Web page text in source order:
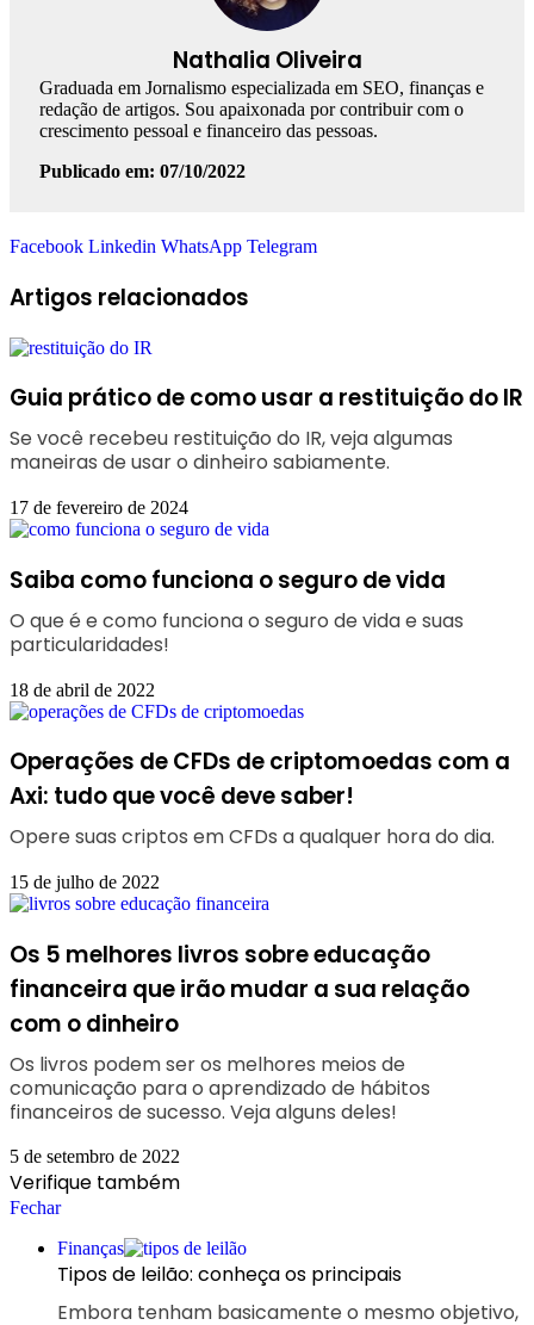
Nathalia Oliveira
Graduada em Jornalismo especializada em SEO, finanças e
redação de artigos. Sou apaixonada por contribuir com o
crescimento pessoal e financeiro das pessoas.
Publicado em: 07/10/2022
Facebook Linkedin WhatsApp Telegram
Artigos relacionados
Guia prático de como usar a restituição do IR
Se você recebeu restituição do IR, veja algumas
maneiras de usar o dinheiro sabiamente.
17 de fevereiro de 2024
Saiba como funciona o seguro de vida
O que é e como funciona o seguro de vida e suas
particularidades!
18 de abril de 2022
Operações de CFDs de criptomoedas com a
Axi: tudo que você deve saber!
Opere suas criptos em CFDs a qualquer hora do dia.
15 de julho de 2022
Os 5 melhores livros sobre educação
financeira que irão mudar a sua relação
com o dinheiro
Os livros podem ser os melhores meios de
comunicação para o aprendizado de hábitos
financeiros de sucesso. Veja alguns deles!
5 de setembro de 2022
Verifique também
Fechar
Finanças
Tipos de leilão: conheça os principais
Embora tenham basicamente o mesmo objetivo,